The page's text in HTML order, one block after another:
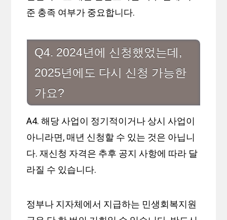
준 충족 여부가 중요합니다.
Q4. 2024년에 신청했었는데,
2025년에도 다시 신청 가능한
가요?
A4. 해당 사업이 정기적이거나 상시 사업이
아니라면, 매년 신청할 수 있는 것은 아닙니
다. 재신청 자격은 추후 공지 사항에 따라 달
라질 수 있습니다.
정부나 지자체에서 지급하는 민생회복지원